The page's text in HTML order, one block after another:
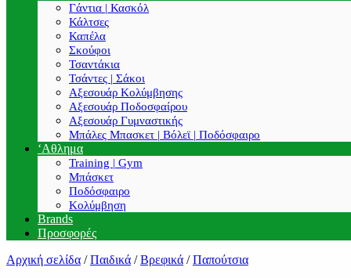
Γάντια | Κασκόλ
Κάλτσες
Καπέλα
Σκούφοι
Τσαντάκια
Τσάντες | Σάκοι
Αξεσουάρ Κολύμβησης
Αξεσουάρ Ποδοσφαίρου
Αξεσουάρ Γυμναστικής
Μπάλες Μπασκετ | Βόλεϊ | Ποδόσφαιρο
‘Αθλημα
Training | Gym
Μπάσκετ
Ποδόσφαιρο
Κολύμβηση
Brands
Προσφορές
Αρχική σελίδα / Παιδικά / Βρεφικά / Παπούτσια